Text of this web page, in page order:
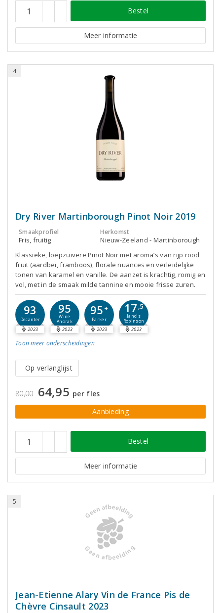
Bestel
Meer informatie
4
Dry River Martinborough Pinot Noir 2019
Smaakprofiel
Fris, fruitig
Herkomst
Nieuw-Zeeland - Martinborough
Klassieke, loepzuivere Pinot Noir met aroma’s van rijp rood
fruit (aardbei, framboos), florale nuances en verleidelijke
tonen van karamel en vanille. De aanzet is krachtig, romig en
vol, met in de smaak milde tannine en mooie frisse zuren.
93
Decanter
2023
95
Wine
Anorak
2023
95 +
Parker
2023
17,5
Jancis
Robinson
2023
Toon meer onderscheidingen
Op verlanglijst
80,00 64,95 per fles
Aanbieding
Bestel
Meer informatie
5
Jean-Etienne Alary Vin de France Pis de
Chèvre Cinsault 2023